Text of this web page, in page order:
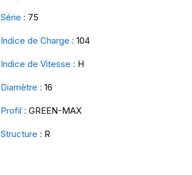
Série : 75
Indice de Charge : 104
Indice de Vitesse : H
Diamètre : 16
Profil : GREEN-MAX
Structure : R